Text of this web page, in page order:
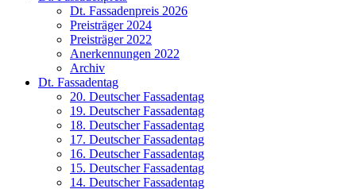
Dt. Fassadenpreis 2026
Preisträger 2024
Preisträger 2022
Anerkennungen 2022
Archiv
Dt. Fassadentag
20. Deutscher Fassadentag
19. Deutscher Fassadentag
18. Deutscher Fassadentag
17. Deutscher Fassadentag
16. Deutscher Fassadentag
15. Deutscher Fassadentag
14. Deutscher Fassadentag